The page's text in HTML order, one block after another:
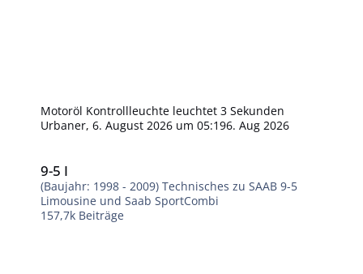
Motoröl Kontrollleuchte leuchtet 3 Sekunden
Urbaner,6. August 2026 um 05:196. Aug 2026
9-5 I
(Baujahr: 1998 - 2009) Technisches zu SAAB 9-5
Limousine und Saab SportCombi
157,7k Beiträge